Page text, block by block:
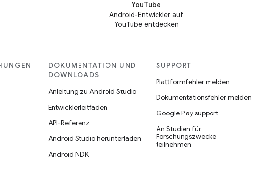
YouTube
Android-Entwickler auf
YouTube entdecken
DOKUMENTATION UND
DOWNLOADS
Anleitung zu Android Studio
Entwicklerleitfäden
API-Referenz
Android Studio herunterladen
Android NDK
SUPPORT
Plattformfehler melden
Dokumentationsfehler melden
Google Play support
An Studien für
Forschungszwecke
teilnehmen